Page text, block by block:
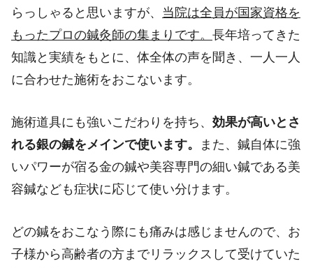
らっしゃると思いますが、 当院は全員が国家資格を
もったプロの鍼灸師の集まりです。 長年培ってきた
知識と実績をもとに、体全体の声を聞き、一人一人
に合わせた施術をおこないます。
施術道具にも強いこだわりを持ち、 効果が高いとさ
れる銀の鍼をメインで使います。
また、鍼自体に強
いパワーが宿る金の鍼や美容専門の細い鍼である美
容鍼なども症状に応じて使い分けます。
どの鍼をおこなう際にも痛みは感じませんので、お
子様から高齢者の方までリラックスして受けていた